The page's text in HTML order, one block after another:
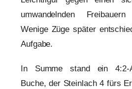
umwandelnden
Wenige Züge später
Aufgabe.
In Summe stand ein 4:2-
Buche, der Steinlach 4 fürs